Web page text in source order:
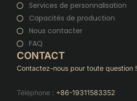
Services de personnalisation
Capacités de production
Nous contacter
FAQ
CONTACT
Contactez-nous pour toute question !
Téléphone : +86-19311583352